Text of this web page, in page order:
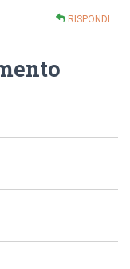
RISPONDI